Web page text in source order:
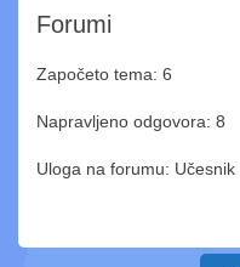
Forumi
Započeto tema: 6
Napravljeno odgovora: 8
Uloga na forumu: Učesnik